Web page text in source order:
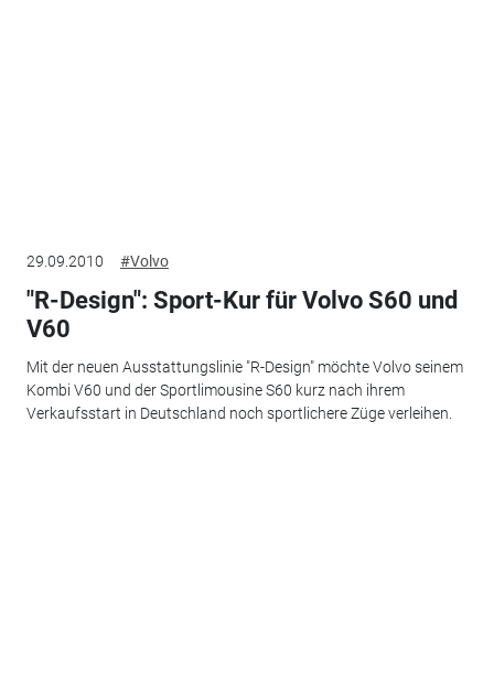
29.09.2010 #Volvo
"R-Design": Sport-Kur für Volvo S60 und
V60
Mit der neuen Ausstattungslinie "R-Design" möchte Volvo seinem
Kombi V60 und der Sportlimousine S60 kurz nach ihrem
Verkaufsstart in Deutschland noch sportlichere Züge verleihen.